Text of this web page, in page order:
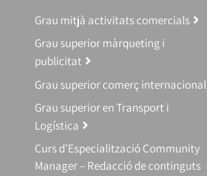
Grau mitjà activitats comercials
Grau superior màrqueting i
publicitat
Grau superior comerç internacional
Grau superior en Transport i
Logística
Curs d’Especialització Community
Manager – Redacció de continguts